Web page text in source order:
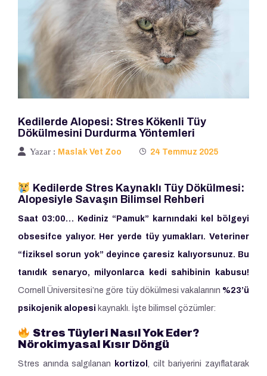
Kedilerde Alopesi: Stres Kökenli Tüy
Dökülmesini Durdurma Yöntemleri
Yazar : Maslak Vet Zoo 24 Temmuz 2025
Kedilerde Stres Kaynaklı Tüy Dökülmesi:
Alopesiyle Savaşın Bilimsel Rehberi
Saat 03:00… Kediniz “Pamuk” karnındaki kel bölgeyi
obsesifce yalıyor. Her yerde tüy yumakları. Veteriner
“fiziksel sorun yok” deyince çaresiz kalıyorsunuz. Bu
tanıdık senaryo, milyonlarca kedi sahibinin kabusu!
Cornell Üniversitesi’ne göre tüy dökülmesi vakalarının %23’ü
psikojenik alopesi kaynaklı. İşte bilimsel çözümler:
Stres Tüyleri Nasıl Yok Eder?
Nörokimyasal Kısır Döngü
Stres anında salgılanan kortizol , cilt bariyerini zayıflatarak